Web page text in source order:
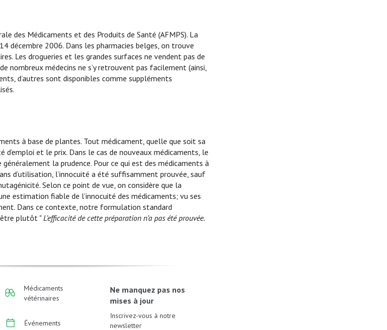
des Médicaments et des Produits de Santé (AFMPS). La
décembre 2006. Dans les pharmacies belges, on trouve
Les drogueries et les grandes surfaces ne vendent pas de
médecins ne s’y retrouvent pas facilement (ainsi,
d’autres sont disponibles comme suppléments
à base de plantes. Tout médicament, quelle que soit sa
et le prix. Dans le cas de nouveaux médicaments, le
la prudence. Pour ce qui est des médicaments à
d’utilisation, l’innocuité a été suffisamment prouvée, sauf
Selon ce point de vue, on considère que la
estimation fiable de l’innocuité des médicaments; vu ses
Dans ce contexte, notre formulation standard
être plutôt "L’efficacité de cette préparation n’a pas été prouvée.
Médicaments
vétérinaires
Événements
Ne manquez pas nos
mises à jour
Inscrivez-vous à notre
newsletter